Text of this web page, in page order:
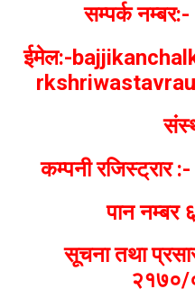
सम्पर्क
ईमेल:-
कम्पनी
पान
सूचना तथा
२१७०/